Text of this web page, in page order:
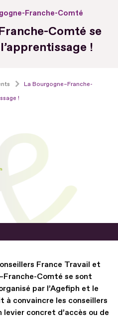
Franche-Comté
Comté se
!
La Bourgogne–Franche-
!
France Travail et
Comté se sont
par l’Agefiph et le
à convaincre les conseillers
concret d’accès ou de